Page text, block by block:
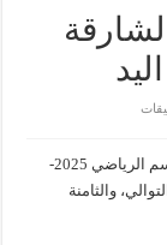
على
التوالي..الشارقة
بطل
دوري
توج فريق الشارقة بلقب دوري الناشئين لكرة اليد للموسم الرياضي 2025-
والثامنة